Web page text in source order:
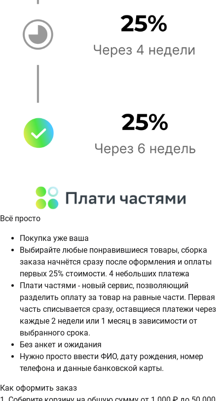
Всё просто
Покупка уже ваша
Выбирайте любые понравившиеся товары, сборка
заказа начнётся сразу после оформления и оплаты
первых 25% стоимости. 4 небольших платежа
Плати частями - новый сервис, позволяющий
разделить оплату за товар на равные части. Первая
часть списывается сразу, оставщиеся платежи через
каждые 2 недели или 1 месяц в зависимости от
выбранного срока.
Без анкет и ожидания
Нужно просто ввести ФИО, дату рождения, номер
телефона и данные банковской карты.
Как оформить заказ